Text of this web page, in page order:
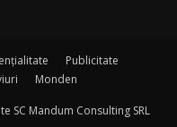
Publicitate
Monden
SC Mandum Consulting SRL